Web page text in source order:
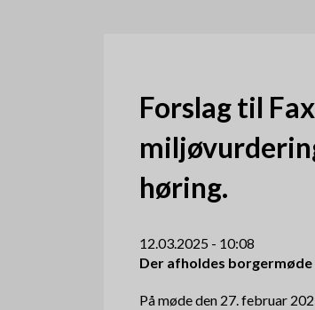
Forslag til
høring.
12.03.2025 - 10:08
Der afholdes borgermøde
På møde den 27. februar